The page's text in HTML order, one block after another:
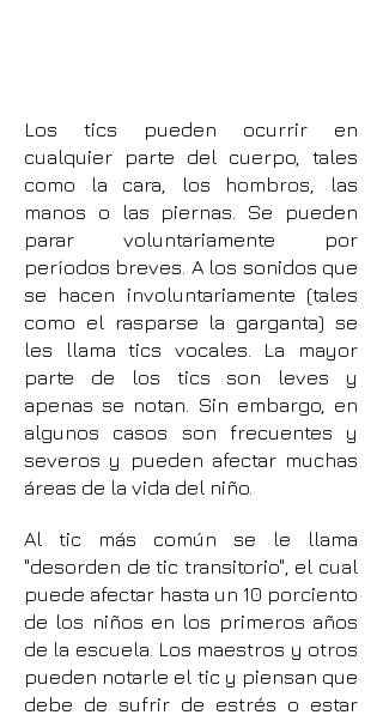
Los tics pueden ocurrir en
cualquier parte del cuerpo, tales
como la cara, los hombros, las
manos o las piernas. Se pueden
parar voluntariamente por
períodos breves. A los sonidos que
se hacen involuntariamente (tales
como el rasparse la garganta) se
les llama tics vocales. La mayor
parte de los tics son leves y
apenas se notan. Sin embargo, en
algunos casos son frecuentes y
severos y pueden afectar muchas
áreas de la vida del niño.
Al tic más común se le llama
"desorden de tic transitorio", el cual
puede afectar hasta un 10 porciento
de los niños en los primeros años
de la escuela. Los maestros y otros
pueden notarle el tic y piensan que
debe de sufrir de estrés o estar